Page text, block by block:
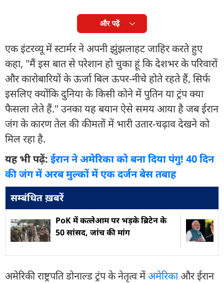
और पढ़ें
एक इंटरव्यू में स्टार्मर ने अपनी झुंझलाहट जाहिर करते हुए
कहा, "मैं इस बात से परेशान हो चुका हूं कि देशभर के परिवारों
और कारोबारियों के ऊर्जा बिल ऊपर-नीचे होते रहते हैं, सिर्फ
इसलिए क्योंकि दुनिया के किसी कोने में पुतिन या ट्रंप क्या
फैसला लेते हैं." उनका यह बयान ऐसे समय आया है जब ईरान
जंग के कारण तेल की कीमतों में भारी उतार-चढ़ाव देखने को
मिल रहा है.
यह भी पढ़ें: ईरान ने अमेरिका को बना दिया पंगु! 40 दिन
की जंग में अरब मुल्कों में एक दर्जन बेस तबाह
सम्बंधित ख़बरें
PoK में कत्लेआम पर भड़के ब्रिटेन के
50 सांसद, जांच की मांग
अमेरिकी राष्ट्रपति डोनाल्ड ट्रंप के नेतृत्व मेंअमेरिकाऔर ईरान